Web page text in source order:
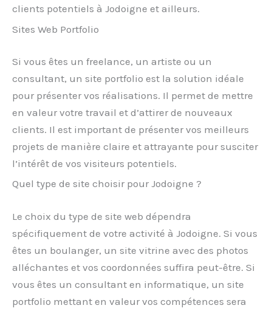
clients potentiels à Jodoigne et ailleurs.
Sites Web Portfolio
Si vous êtes un freelance, un artiste ou un
consultant, un site portfolio est la solution idéale
pour présenter vos réalisations. Il permet de mettre
en valeur votre travail et d’attirer de nouveaux
clients. Il est important de présenter vos meilleurs
projets de manière claire et attrayante pour susciter
l’intérêt de vos visiteurs potentiels.
Quel type de site choisir pour Jodoigne ?
Le choix du type de site web dépendra
spécifiquement de votre activité à Jodoigne. Si vous
êtes un boulanger, un site vitrine avec des photos
alléchantes et vos coordonnées suffira peut-être. Si
vous êtes un consultant en informatique, un site
portfolio mettant en valeur vos compétences sera